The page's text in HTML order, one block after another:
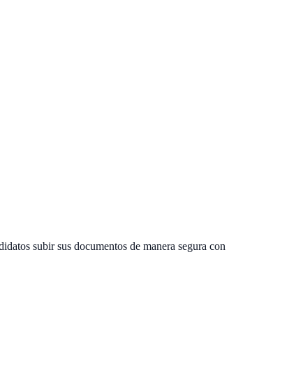
subir sus documentos de manera segura con